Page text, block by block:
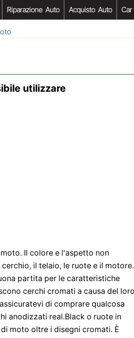
Riparazione Auto Acquisto Auto
utilizzare
Il colore e l'aspetto non
il telaio, le ruote e il motore.
partita per le caratteristiche
cerchi cromati a causa del loro
di comprare qualcosa
anodizzati real.Black o ruote in
moto oltre i disegni cromati. È